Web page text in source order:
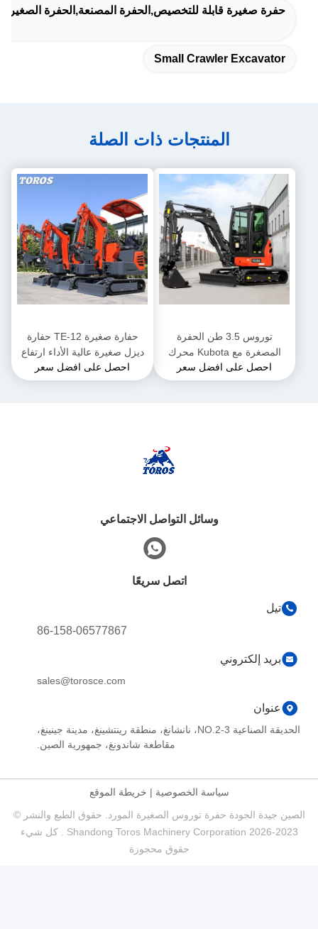
حفرة صغيرة قابلة للتخصيص,الحفرة المصنعة,الحفرة الصغيرة
Small Crawler Excavator
المنتجات ذات الصلة
توروس 3.5 طن الحفرة
المصغرة مع Kubota محرك
الحفرة المجهرية متعددة
الوظائف
احصل على افضل سعر
حفارة صغيرة TE-12 حفارة
ديزل صغيرة عالية الأداء ارتفاع
2285 ملم للأعمال البلدية
احصل على افضل سعر
وسائل التواصل الاجتماعي
اتصل سريعًا
تيل
86-158-06577867
بريد إلكتروني
sales@torosce.com
عنوان
الحديقة الصناعية NO.2-3، نانشانغ، منطقة رينتشينغ، مدينة جينينغ،
مقاطعة شاندونغ، جمهورية الصين.
سياسة الخصوصية|خريطة الموقع
الصين جيدة الجودة حفرة توروس الصغيرة المورد. حقوق الطبع والنشر ©
2023-2026 Shandong Toros Machinery Corporation . كل شيء
حقوق محجوزة